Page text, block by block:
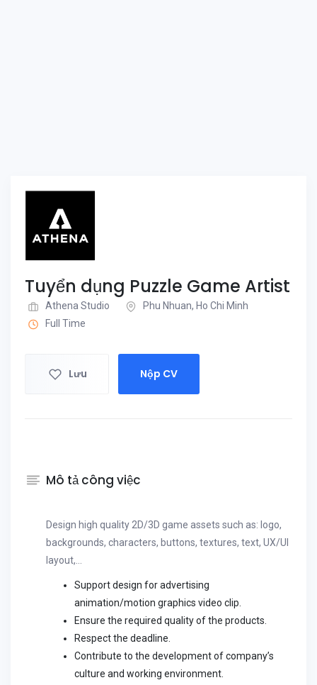
Tuyển dụng Puzzle Game Artist
Athena Studio
Phu Nhuan, Ho Chi Minh
Full Time
Lưu Nộp CV
Mô tả công việc
Design high quality 2D/3D game assets such as: logo,
backgrounds, characters, buttons, textures, text, UX/UI
layout,…
Support design for advertising
animation/motion graphics video clip.
Ensure the required quality of the products.
Respect the deadline.
Contribute to the development of company’s
culture and working environment.